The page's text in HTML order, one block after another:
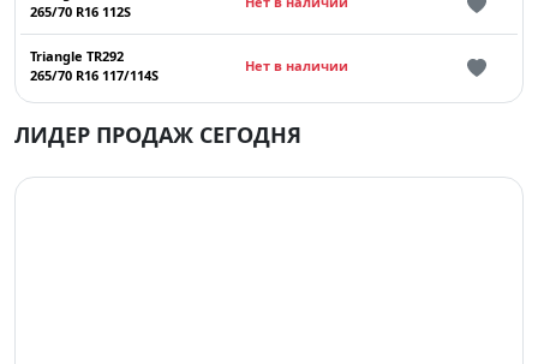
265/70 R16 112S
Triangle TR292
265/70 R16 117/114S
Нет в наличии
ЛИДЕР ПРОДАЖ СЕГОДНЯ